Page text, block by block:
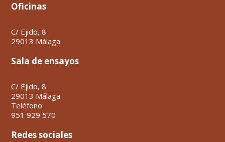
Oficinas
C/ Ejido, 8
29013 Málaga
Sala de ensayos
C/ Ejido, 8
29013 Málaga
Teléfono:
951 929 570
Redes sociales